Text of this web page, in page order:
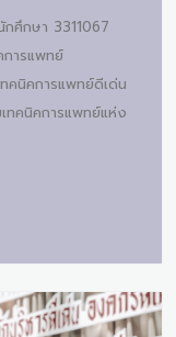
กศึกษา 3311067
ารแพทย์
คนิคการแพทย์ดีเด่น
ทคนิคการแพทย์แห่ง